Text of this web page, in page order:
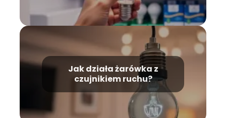
Jak działa żarówka z
czujnikiem ruchu?